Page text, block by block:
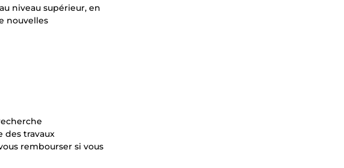
niveau supérieur, en
nouvelles
des travaux
rembourser si vous